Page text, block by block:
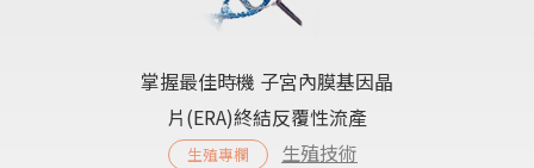
掌握最佳時機 子宮內膜基因晶
片(ERA)終結反覆性流產
生殖專欄 生殖技術